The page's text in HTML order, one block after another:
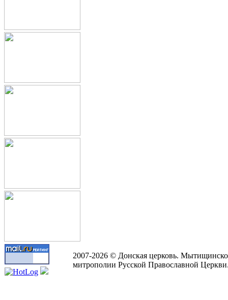
2007-2026 © Донская церковь.
митрополии Русской Православной